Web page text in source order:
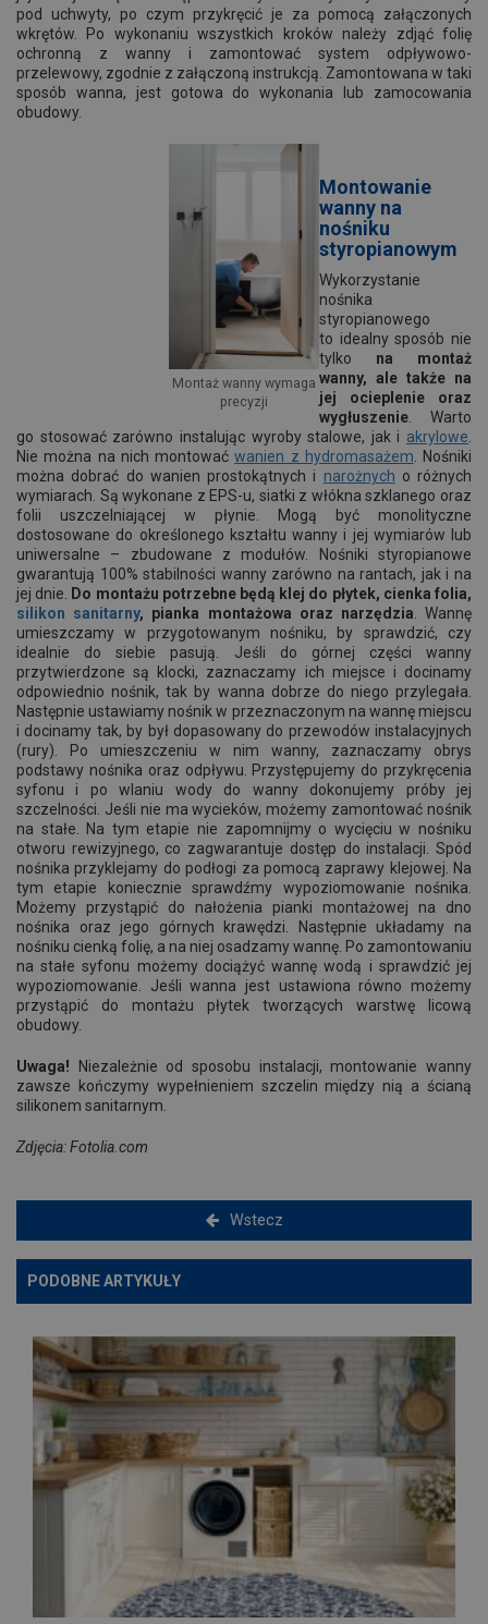
pod uchwyty, po czym przykręcić je za pomocą załączonych
wkrętów. Po wykonaniu wszystkich kroków należy zdjąć folię
ochronną z wanny i zamontować system odpływowo-
przelewowy, zgodnie z załączoną instrukcją. Zamontowana w taki
sposób wanna, jest gotowa do wykonania lub zamocowania
obudowy.
Montaż wanny wymaga
precyzji
Montowanie
wanny na
nośniku
styropianowym
Wykorzystanie
nośnika
styropianowego
to idealny sposób nie
tylko na montaż
wanny, ale także na
jej ocieplenie oraz
wygłuszenie. Warto
go stosować zarówno instalując wyroby stalowe, jak i akrylowe
Nie można na nich montowaćwanien z hydromasażem . Nośniki
można dobrać do wanien prostokątnych i narożnych o różnych
wymiarach. Są wykonane z EPS-u, siatki z włókna szklanego oraz
folii uszczelniającej w płynie. Mogą być monolityczne
dostosowane do określonego kształtu wanny i jej wymiarów lub
uniwersalne – zbudowane z modułów. Nośniki styropianowe
gwarantują 100% stabilności wanny zarówno na rantach, jak i na
jej dnie.
Do montażu potrzebne będą klej do płytek, cienka folia,
silikon sanitarny, pianka montażowa oraz narzędzia . Wannę
umieszczamy w przygotowanym nośniku, by sprawdzić, czy
idealnie do siebie pasują. Jeśli do górnej części wanny
przytwierdzone są klocki, zaznaczamy ich miejsce i docinamy
odpowiednio nośnik, tak by wanna dobrze do niego przylegała.
Następnie ustawiamy nośnik w przeznaczonym na wannę miejscu
i docinamy tak, by był dopasowany do przewodów instalacyjnych
(rury). Po umieszczeniu w nim wanny, zaznaczamy obrys
podstawy nośnika oraz odpływu. Przystępujemy do przykręcenia
syfonu i po wlaniu wody do wanny dokonujemy próby jej
szczelności. Jeśli nie ma wycieków, możemy zamontować nośnik
na stałe. Na tym etapie nie zapomnijmy o wycięciu w nośniku
otworu rewizyjnego, co zagwarantuje dostęp do instalacji. Spód
nośnika przyklejamy do podłogi za pomocą zaprawy klejowej. Na
tym etapie koniecznie sprawdźmy wypoziomowanie nośnika.
Możemy przystąpić do nałożenia pianki montażowej na dno
nośnika oraz jego górnych krawędzi. Następnie układamy na
nośniku cienką folię, a na niej osadzamy wannę. Po zamontowaniu
na stałe syfonu możemy dociążyć wannę wodą i sprawdzić jej
wypoziomowanie. Jeśli wanna jest ustawiona równo możemy
przystąpić do montażu płytek tworzących warstwę licową
obudowy.
Uwaga! Niezależnie od sposobu instalacji, montowanie wanny
zawsze kończymy wypełnieniem szczelin między nią a ścianą
silikonem sanitarnym.
Zdjęcia: Fotolia.com
Wstecz
PODOBNE ARTYKUŁY